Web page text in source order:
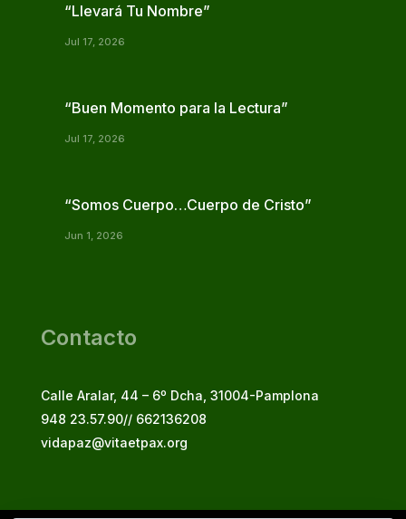
“Llevará Tu Nombre”
Jul 17, 2026
“Buen Momento para la Lectura”
Jul 17, 2026
“Somos Cuerpo…Cuerpo de Cristo”
Jun 1, 2026
Contacto
Calle Aralar, 44 – 6º Dcha, 31004-Pamplona
948 23.57.90// 662136208
vidapaz@vitaetpax.org